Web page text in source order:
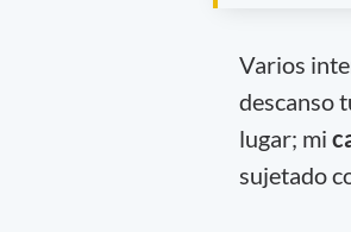
Varios
descanso
lugar; mi
sujetado